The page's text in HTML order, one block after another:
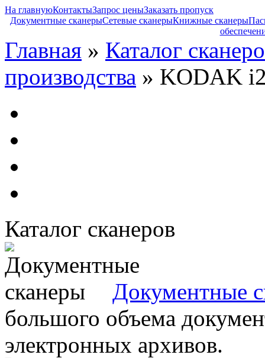
На главнуюКонтактыЗапрос ценыЗаказать пропуск
Документные сканерыСетевые сканерыКнижные сканеры
Главная » Каталог
производства » KODAK
Каталог сканеров
Документные
большого объема
электронных архивов.